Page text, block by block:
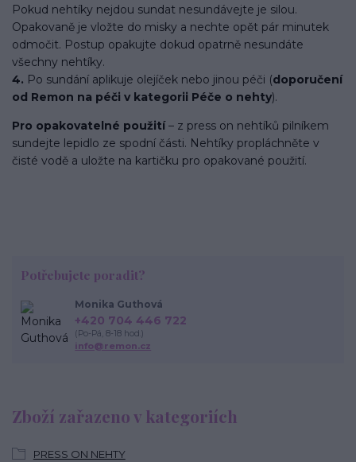
Pokud nehtíky nejdou sundat nesundávejte je silou.
Opakovaně je vložte do misky a nechte opět pár minutek
odmočit. Postup opakujte dokud opatrně nesundáte
všechny nehtíky.
4. Po sundání aplikuje olejíček nebo jinou péči (doporučení
od Remon na péči v kategorii Péče o nehty).
Pro opakovatelné použití– z press on nehtíků pilníkem
sundejte lepidlo ze spodní části. Nehtíky propláchněte v
čisté vodě a uložte na kartičku pro opakované použití.
Zboží zařazeno v kategoriích
PRESS ON NEHTY
Potřebujete poradit?
Monika Guthová
+420 704 446 722
(Po-Pá, 8-18 hod.)
info@remon.cz